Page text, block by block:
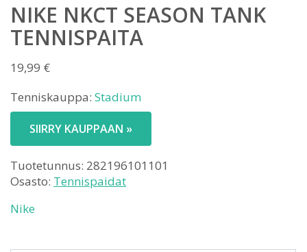
NIKE NKCT SEASON TANK
TENNISPAITA
19,99 €
Tenniskauppa: Stadium
SIIRRY KAUPPAAN »
Tuotetunnus: 282196101101
Osasto: Tennispaidat
Nike